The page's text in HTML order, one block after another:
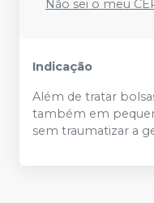
Não sei o meu
Indicação
Além de tratar
também em
sem traumatizar a